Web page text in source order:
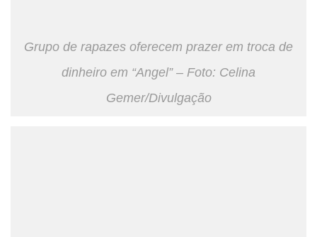
Grupo de rapazes oferecem prazer em troca de
dinheiro em “Angel” – Foto: Celina
Gemer/Divulgação